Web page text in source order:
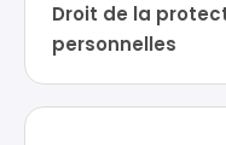
Droit de la
personnelles